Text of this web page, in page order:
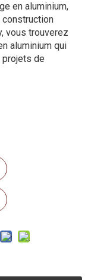
en aluminium,
vous trouverez
aluminium qui
de